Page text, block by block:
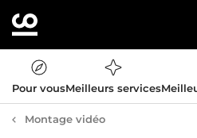
Pour vousMeilleurs services
Montage vidéo